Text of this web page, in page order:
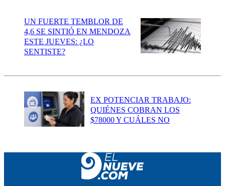
UN FUERTE TEMBLOR DE
4,6 SE SINTIÓ EN MENDOZA
ESTE JUEVES: ¿LO
SENTISTE?
EX POTENCIAR TRABAJO:
QUIÉNES COBRAN LOS
$78000 Y CUÁLES NO